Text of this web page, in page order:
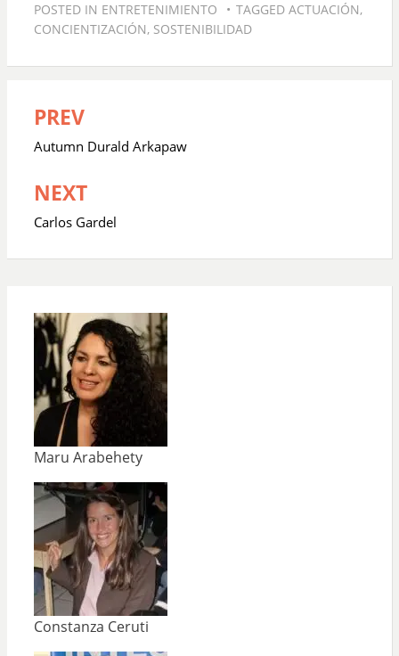
POSTED IN ENTRETENIMIENTO TAGGED ACTUACIÓN,
CONCIENTIZACIÓN, SOSTENIBILIDAD
Navegación
de
PREV
Autumn Durald Arkapaw
NEXT
Carlos Gardel
Maru Arabehety
Constanza Ceruti